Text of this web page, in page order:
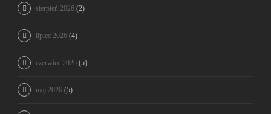
sierpień 2026 (2)
lipiec 2026 (4)
czerwiec 2026 (5)
maj 2026 (5)